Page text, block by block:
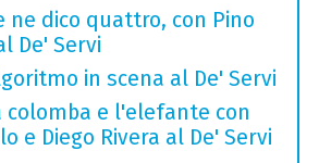
ne dico quattro, con Pino
De' Servi
in scena al De' Servi
colomba e l'elefante con
e Diego Rivera al De' Servi